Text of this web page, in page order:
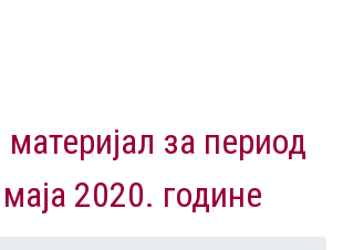
за период
2020. године